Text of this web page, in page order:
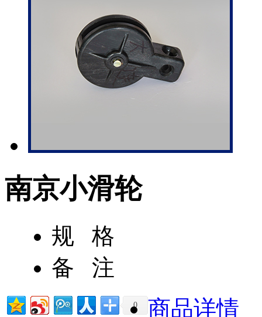
南京小滑轮
规 格
备 注
0 商品详情